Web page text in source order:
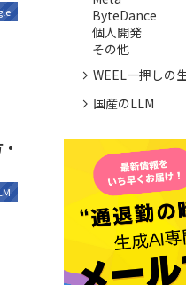
ByteDance
個人開発
その他
WEEL一押しの
国産のLLM